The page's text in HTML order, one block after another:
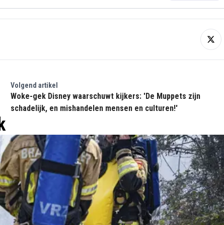
Volgend artikel
Woke-gek Disney waarschuwt kijkers: 'De Muppets zijn
schadelijk, en mishandelen mensen en culturen!'